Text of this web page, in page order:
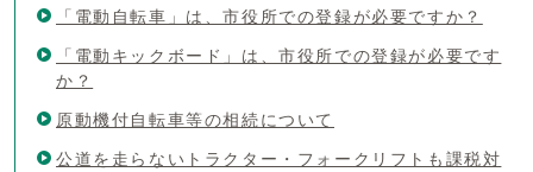
「電動自転車」は、市役所での登録が必要ですか？
「電動キックボード」は、市役所での登録が必要です
か？
原動機付自転車等の相続について
公道を走らないトラクター・フォークリフトも課税対